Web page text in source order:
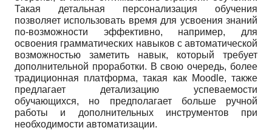
Такая детальная персонализация обучения
позволяет использовать время для усвоения знаний
по-возможности эффективно, например, для
освоения грамматических навыков с автоматической
возможностью заметить навык, который требует
дополнительной проработки. В свою очередь, более
традиционная платформа, такая как Moodle, также
предлагает детализацию успеваемости
обучающихся, но предполагает больше ручной
работы и дополнительных инструментов при
необходимости автоматизации.